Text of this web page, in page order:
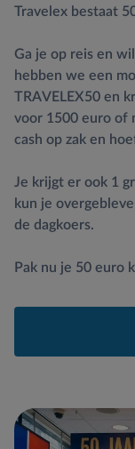
Travelex bestaat
Ga je op reis en
hebben we een
TRAVELEX50 en
voor 1500 euro of
cash op zak en
Je krijgt er ook 1
kun je
de dagkoers.
Pak nu je 50 euro